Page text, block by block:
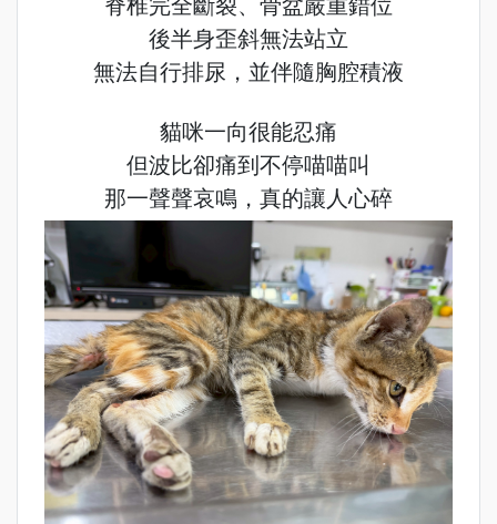
脊椎完全斷裂、骨盆嚴重錯位
後半身歪斜無法站立
無法自行排尿，並伴隨胸腔積液
貓咪一向很能忍痛
但波比卻痛到不停喵喵叫
那一聲聲哀鳴，真的讓人心碎